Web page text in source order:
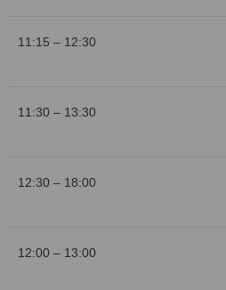
11:15 – 12:30
11:30 – 13:30
12:30 – 18:00
12:00 – 13:00